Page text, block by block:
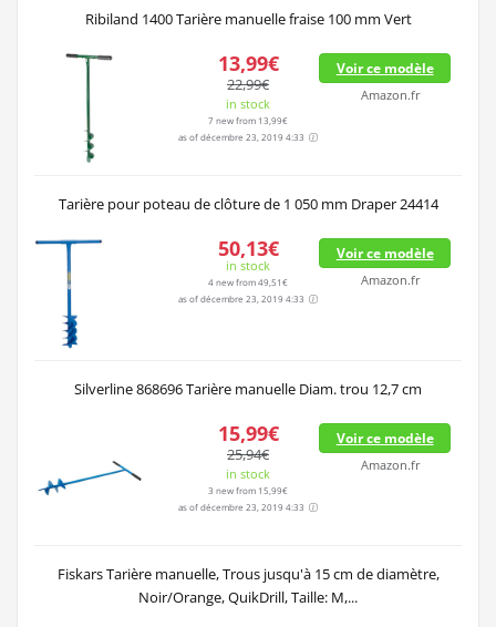
Ribiland 1400 Tarière manuelle fraise 100 mm Vert
13,99€
22,99€
in stock
7 new from 13,99€
as of décembre 23, 2019 4:33
Voir ce modèle
Amazon.fr
Tarière pour poteau de clôture de 1 050 mm Draper 24414
50,13€
in stock
4 new from 49,51€
as of décembre 23, 2019 4:33
Voir ce modèle
Amazon.fr
Silverline 868696 Tarière manuelle Diam. trou 12,7 cm
15,99€
25,94€
in stock
3 new from 15,99€
as of décembre 23, 2019 4:33
Voir ce modèle
Amazon.fr
Fiskars Tarière manuelle, Trous jusqu'à 15 cm de diamètre,
Noir/Orange, QuikDrill, Taille: M,...